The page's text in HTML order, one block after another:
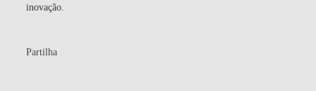
inovação.
Partilha